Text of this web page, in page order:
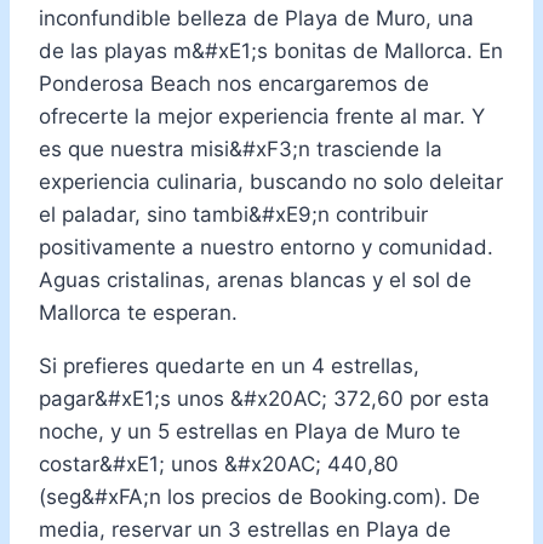
inconfundible belleza de Playa de Muro, una
de las playas m&#xE1;s bonitas de Mallorca. En
Ponderosa Beach nos encargaremos de
ofrecerte la mejor experiencia frente al mar. Y
es que nuestra misi&#xF3;n trasciende la
experiencia culinaria, buscando no solo deleitar
el paladar, sino tambi&#xE9;n contribuir
positivamente a nuestro entorno y comunidad.
Aguas cristalinas, arenas blancas y el sol de
Mallorca te esperan.
Si prefieres quedarte en un 4 estrellas,
pagar&#xE1;s unos &#x20AC; 372,60 por esta
noche, y un 5 estrellas en Playa de Muro te
costar&#xE1; unos &#x20AC; 440,80
(seg&#xFA;n los precios de Booking.com). De
media, reservar un 3 estrellas en Playa de